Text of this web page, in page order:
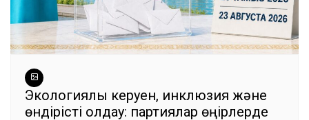
Экологиялық керуен, инклюзия және
өндірісті қолдау: партиялар өңірлерде